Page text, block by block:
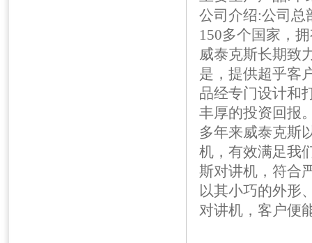
公司介绍:公司总
150多个国家，
威泰克斯长期致
是，提供超乎客
品经专门设计和
丰厚的投资回报
多年来威泰克斯
机，有效满足我
斯对讲机，符合
以其小巧的外形
对讲机，客户便